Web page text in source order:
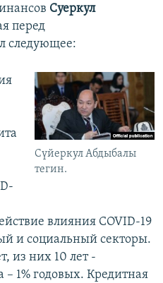
Суеркул
перед
следующее:
Сүйеркул Абдыбалы
тегин.
влияния COVID-19
и социальный секторы.
из них 10 лет -
– 1% годовых. Кредитная